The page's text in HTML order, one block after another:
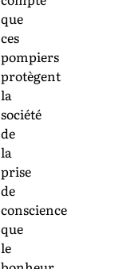
que
ces
pompiers
protègent
la
société
de
la
prise
de
conscience
que
le